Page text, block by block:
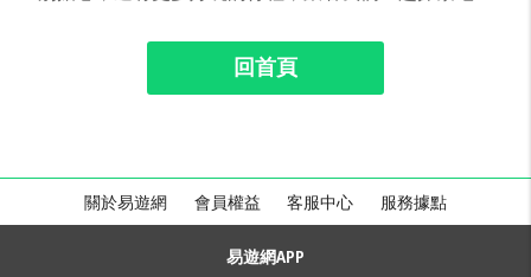
回首頁
關於易遊網 會員權益 客服中心 服務據點
易遊網APP